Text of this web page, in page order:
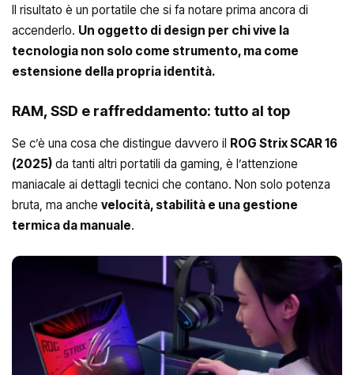
Il risultato è un portatile che si fa notare prima ancora di
accenderlo. Un oggetto di design per chi vive la
tecnologia non solo come strumento, ma come
estensione della propria identità.
RAM, SSD e raffreddamento: tutto al top
Se c’è una cosa che distingue davvero il ROG Strix SCAR 16
(2025) da tanti altri portatili da gaming, è l’attenzione
maniacale ai dettagli tecnici che contano. Non solo potenza
bruta, ma anche velocità, stabilità e una gestione
termica da manuale.